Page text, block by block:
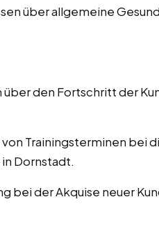
über allgemeine
über den Fortschritt der
Trainingsterminen bei
Dornstadt.
bei der Akquise neuer